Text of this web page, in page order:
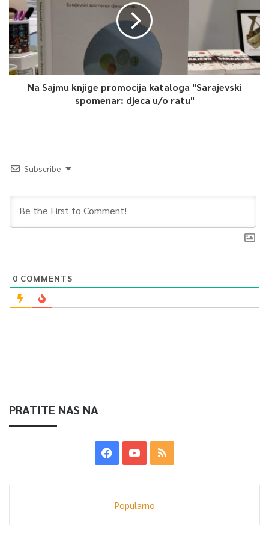
Na Sajmu knjige promocija kataloga "Sarajevski
spomenar: djeca u/o ratu"
Subscribe
0 COMMENTS
PRATITE NAS NA
Popularno